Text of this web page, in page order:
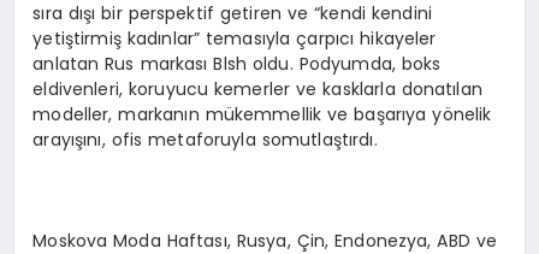
sıra dışı bir perspektif getiren ve “kendi kendini
yetiştirmiş kadınlar” temasıyla çarpıcı hikayeler
anlatan Rus markası Blsh oldu. Podyumda, boks
eldivenleri, koruyucu kemerler ve kasklarla donatılan
modeller, markanın mükemmellik ve başarıya yönelik
arayışını, ofis metaforuyla somutlaştırdı.
Moskova Moda Haftası, Rusya, Çin, Endonezya, ABD ve